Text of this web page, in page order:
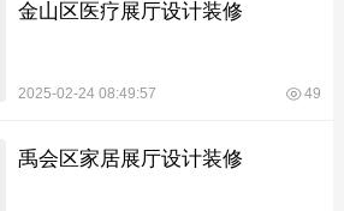
金山区医疗展厅设计装修
2025-02-24 08:49:57 49
禹会区家居展厅设计装修